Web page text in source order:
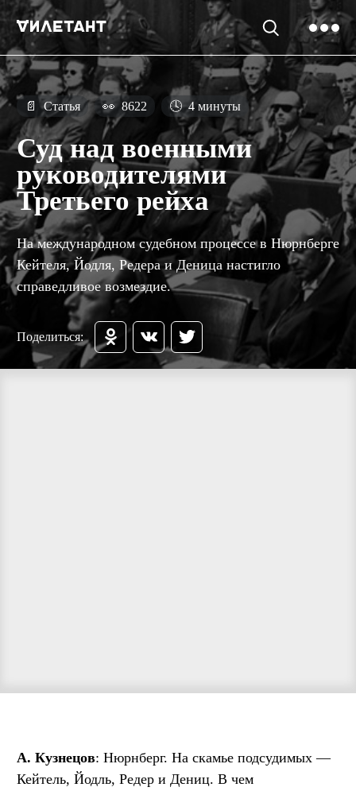
📄 Статья 👀 8622 🕓 4 минуты
Суд над военными
руководителями
Третьего рейха
На международном судебном процессе в Нюрнберге
Кейтеля, Йодля, Редера и Деница настигло
справедливое возмездие.
Поделиться:
А. Кузнецов: Нюрнберг. На скамье подсудимых —
Кейтель, Йодль, Редер и Дениц. В чем